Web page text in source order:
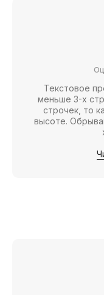
Текстовое
меньше 3-х
строчек, то
высоте.